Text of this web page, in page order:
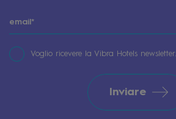
Voglio ricevere la Vibra Hotels newsletter.
Inviare